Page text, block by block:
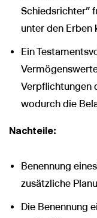
Schiedsrichter"
unter den Erben
Ein
Verpflichtungen
wodurch die
Nachteile:
Benennung
zusätzliche
Die Benennung